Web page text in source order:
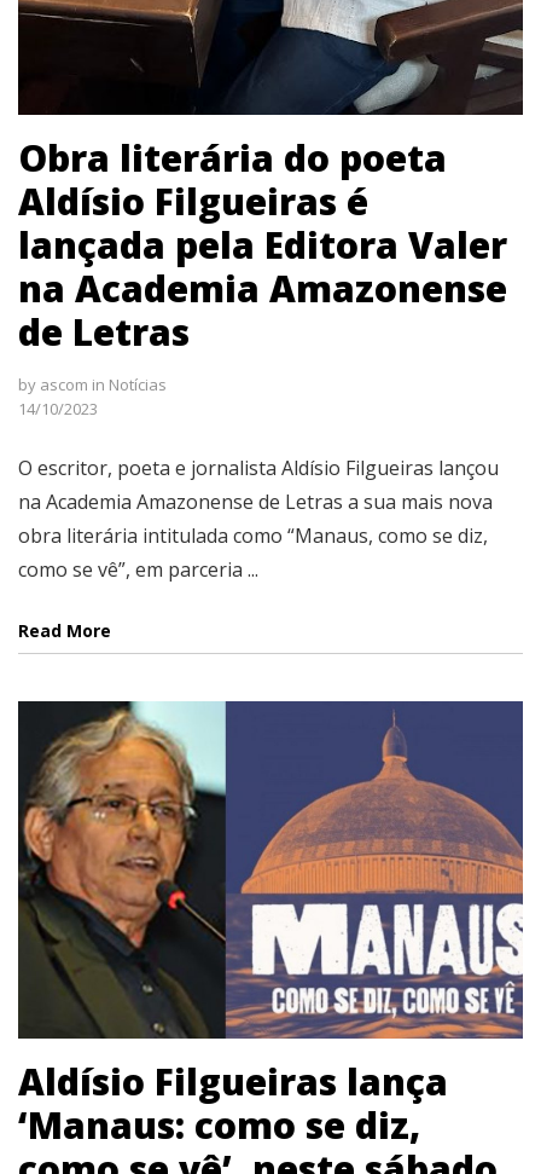
Obra literária do poeta
Aldísio Filgueiras é
lançada pela Editora Valer
na Academia Amazonense
de Letras
by ascom in Notícias
14/10/2023
O escritor, poeta e jornalista Aldísio Filgueiras lançou
na Academia Amazonense de Letras a sua mais nova
obra literária intitulada como “Manaus, como se diz,
como se vê”, em parceria ...
Read More
Aldísio Filgueiras lança
‘Manaus: como se diz,